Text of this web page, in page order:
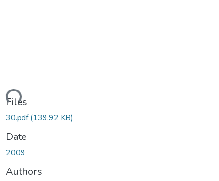
Files
30.pdf(139.92 KB)
Date
2009
Authors